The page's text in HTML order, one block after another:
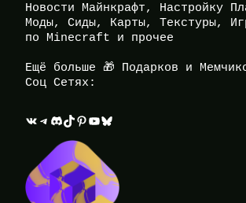
Новости Майнкрафт, Настройку
Моды, Сиды, Карты, Текстуры,
по Minecraft и прочее
Ещё больше 🎁 Подарков и
Соц Сетях:
ВКонтакте Telegram Discord TikTok Pinterest YouTube Bluesky